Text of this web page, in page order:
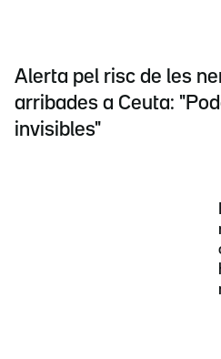
Alerta pel risc de les
arribades a Ceuta:
invisibles"